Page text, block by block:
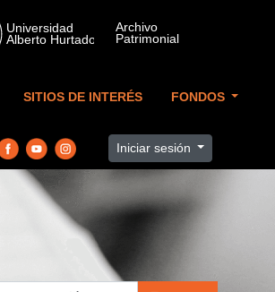
SITIOS DE INTERÉS FONDOS
Iniciar sesión